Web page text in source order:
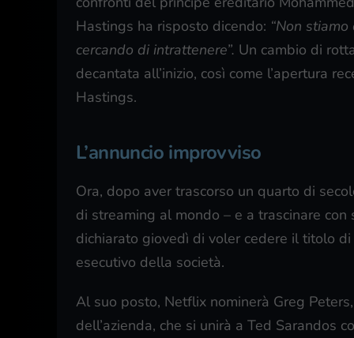
Hastings ha risposto dicendo: “Non
cercando di intrattenere”. Un cambio di
decantata all’inizio, così come l’apertura
Hastings.
L’annuncio improvviso
Ora, dopo aver trascorso un quarto di
di streaming al mondo – e a trascinare
dichiarato giovedì di voler cedere il titolo
esecutivo della società.
Al suo posto, Netflix nominerà Greg
dell’azienda, che si unirà a Ted Sarandos